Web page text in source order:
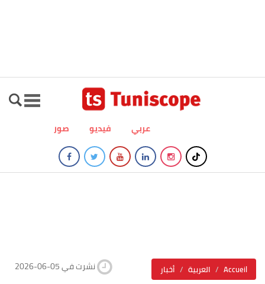
صور فيديو عربي
أخبار العربية Accueil 2026-06-05 نشرت في